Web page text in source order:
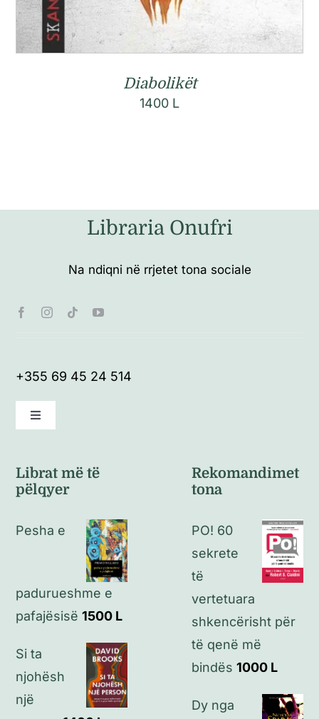
Diabolikët
1400 L
Libraria Onufri
Na ndiqni në rrjetet tona sociale
+355 69 45 24 514
Toggle
Politikat e kthimeve
Politikat e privatësisë
Librat më të
pëlqyer
Pesha e
padurueshme e
pafajësisë 1500 L
Si ta
njohësh
një
Rekomandimet
tona
PO! 60
sekrete
të
vertetuara
shkencërisht për
të qenë më
bindës 1000 L
Dy nga